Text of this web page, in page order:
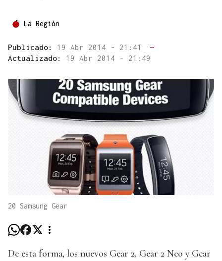
La Región
Publicado: 19 Abr 2014 - 21:41
—
Actualizado: 19 Abr 2014 - 21:49
20 Samsung Gear
De esta forma, los nuevos Gear 2, Gear 2 Neo y Gear